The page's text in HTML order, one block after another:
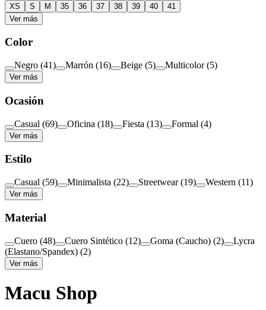
XS S M 35 36 37 38 39 40
41
Ver más
Color
Negro (41) Marrón (16) Beige (5) Multicolor (5)
Ver más
Ocasión
Casual (69) Oficina (18) Fiesta (13) Formal (4)
Ver más
Estilo
Casual (59) Minimalista (22) Streetwear (19) Western (11)
Ver más
Material
Cuero (48) Cuero Sintético (12) Goma (Caucho) (2)
Lycra
(Elastano/Spandex) (2)
Ver más
Macu Shop